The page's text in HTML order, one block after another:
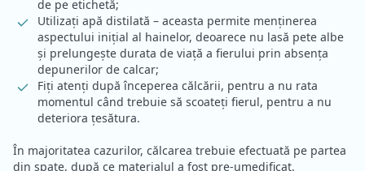
de pe etichetă;
Utilizați apă distilată – aceasta permite menținerea
aspectului inițial al hainelor, deoarece nu lasă pete albe
și prelungește durata de viață a fierului prin absența
depunerilor de calcar;
Fiți atenți după începerea călcării, pentru a nu rata
momentul când trebuie să scoateți fierul, pentru a nu
deteriora țesătura.
În majoritatea cazurilor, călcarea trebuie efectuată pe partea
din spate, după ce materialul a fost pre-umedificat.